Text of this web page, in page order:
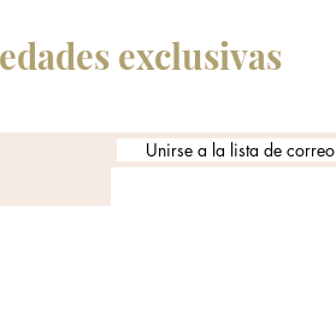
exclusivas
Unirse a la lista de correo